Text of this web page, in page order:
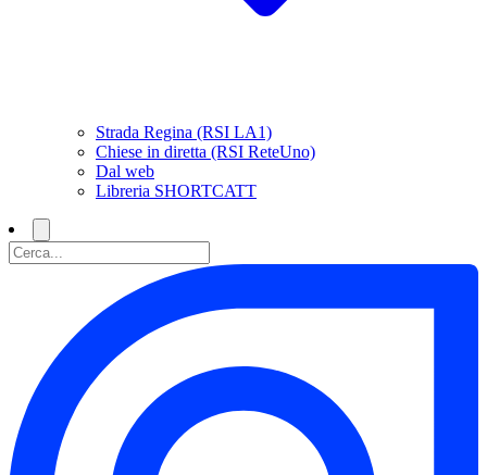
Strada Regina (RSI LA1)
Chiese in diretta (RSI ReteUno)
Dal web
Libreria SHORTCATT